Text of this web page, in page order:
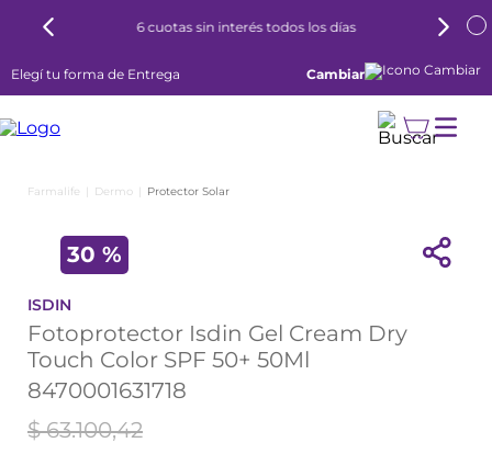
6 cuotas sin interés todos los días
Elegí tu forma de Entrega Cambiar
Dermo Protector Solar
30 %
ISDIN
Fotoprotector Isdin Gel Cream Dry
Touch Color SPF 50+ 50Ml
8470001631718
$ 63.100,42